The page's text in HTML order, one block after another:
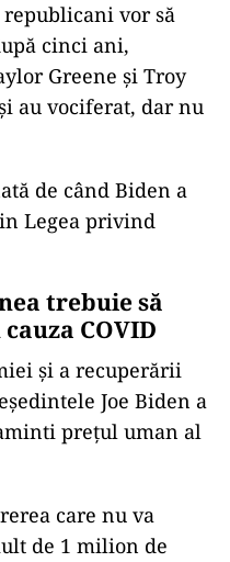
republicani vor să
cinci ani,
Greene şi Troy
au vociferat, dar nu
de când Biden a
Legea privind
trebuie să
COVID
şi a recuperării
Joe Biden a
preţul uman al
care nu va
de 1 milion de